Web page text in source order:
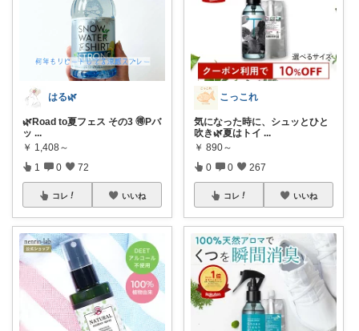
はる🌿
🌿Road to夏フェス その3 🉐Pバ
ッ ...
￥ 1,408～
1 0 72
コレ いいね
こっこれ
気になった時に、シュッとひと
吹き🌿夏はトイ ...
￥ 890～
0 0 267
コレ いいね